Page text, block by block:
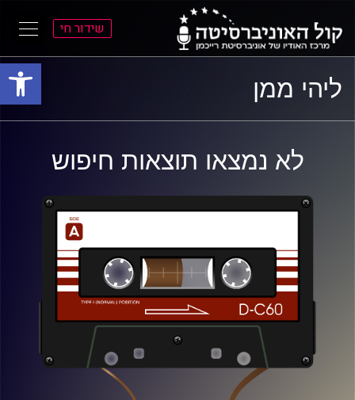
פתח
התפריט
הראשי
התוכן
הראשי
שידור חי
ליהי ממן
לא נמצאו תוצאות חיפוש